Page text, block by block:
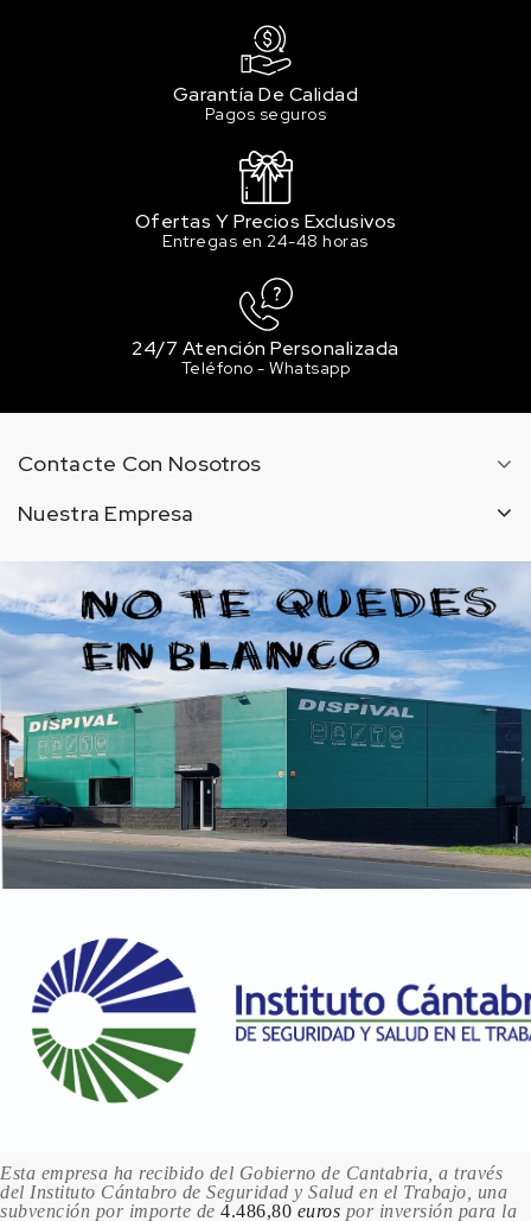
Garantía De Calidad
Pagos seguros
Ofertas Y Precios Exclusivos
Entregas en 24-48 horas
24/7 Atención Personalizada
Teléfono - Whatsapp
Contacte Con Nosotros
Nuestra Empresa
Esta empresa ha recibido del Gobierno de Cantabria, a través
del Instituto Cántabro de Seguridad y Salud en el Trabajo, una
subvención por importe de 4.486,80 euros por inversión para la